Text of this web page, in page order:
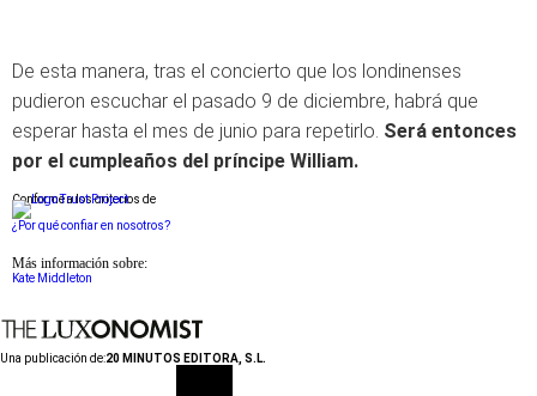
De esta manera, tras el concierto que los londinenses
pudieron escuchar el pasado 9 de diciembre, habrá que
esperar hasta el mes de junio para repetirlo. Será entonces
por el cumpleaños del príncipe William.
Conforme a los criterios de
¿Por qué confiar en nosotros?
Más información sobre:
Kate Middleton
Una publicación de:20 MINUTOS EDITORA, S.L.